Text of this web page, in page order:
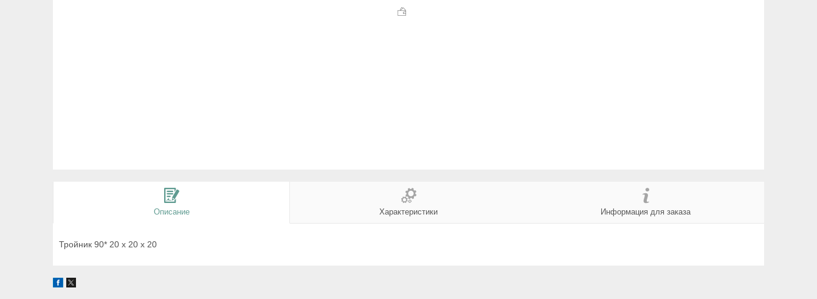
Описание Характеристики Информация для заказа
Тройник 90* 20 х 20 х 20